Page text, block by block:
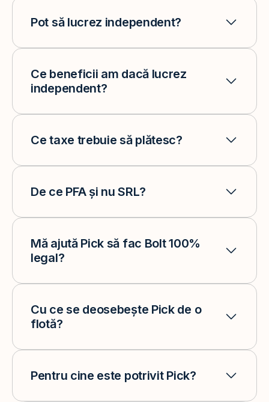
Pot să lucrez independent?
Ce beneficii am dacă lucrez
independent?
Ce taxe trebuie să plătesc?
De ce PFA și nu SRL?
Mă ajută Pick să fac Bolt 100%
legal?
Cu ce se deosebește Pick de o
flotă?
Pentru cine este potrivit Pick?